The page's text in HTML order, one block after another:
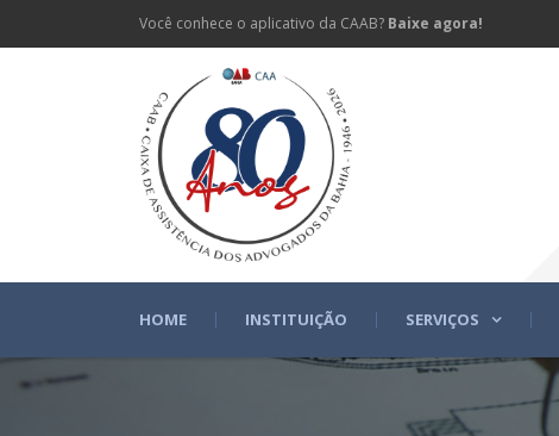
Você conhece o aplicativo da CAAB? Baixe agora!
HOME INSTITUIÇÃO SERVIÇOS